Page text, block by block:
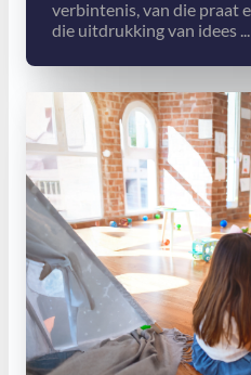
verbintenis, van die praat
die uitdrukking van idees ...